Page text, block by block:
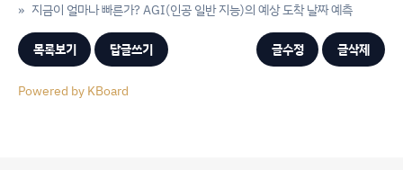
지금이 얼마나 빠른가? AGI(인공 일반 지능)의 예상 도착 날짜 예측
»
목록보기 답글쓰기 글수정 글삭제
Powered by KBoard